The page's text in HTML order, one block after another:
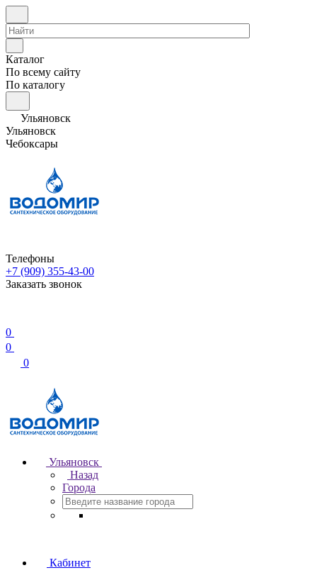
Каталог
По всему сайту
По каталогу
Ульяновск
Ульяновск
Чебоксары
Телефоны
+7 (909) 355-43-00
Заказать звонок
0
0
0
Ульяновск
Назад
Города
Кабинет